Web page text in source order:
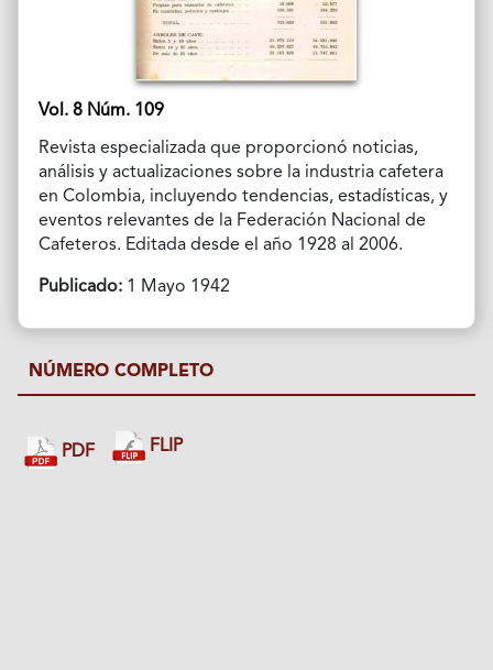
Vol. 8 Núm. 109
Revista especializada que proporcionó noticias,
análisis y actualizaciones sobre la industria cafetera
en Colombia, incluyendo tendencias, estadísticas, y
eventos relevantes de la Federación Nacional de
Cafeteros. Editada desde el año 1928 al 2006.
Publicado:1 Mayo 1942
NÚMERO COMPLETO
PDF FLIP